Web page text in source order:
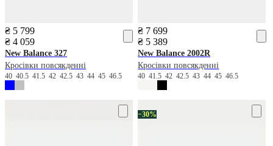
₴ 5 799
₴ 4 059
New Balance 327
Кросівки повсякденні
40 40.5 41.5 42 42.5 43 44 45 46.5
₴ 7 699
₴ 5 389
New Balance 2002R
Кросівки повсякденні
4041.54242.543444546.5
−30%